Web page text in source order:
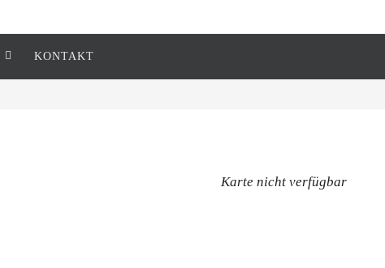
KONTAKT
Karte nicht verfügbar